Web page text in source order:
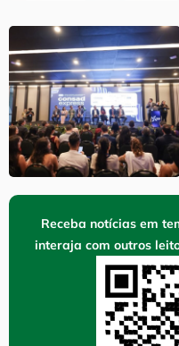
Receba notícias em
interaja com outros